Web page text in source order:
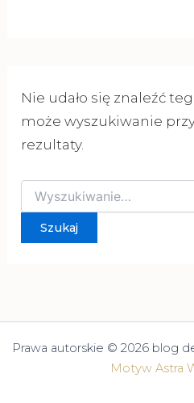
Nie udało się znaleźć
może wyszukiwanie
rezultaty.
Szukaj
dla:
Prawa autorskie © 2026 blog
Motyw Astra